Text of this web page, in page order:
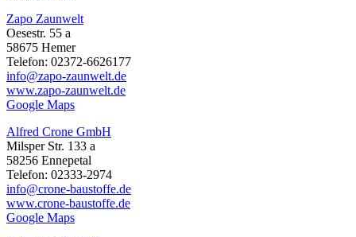
Zapo Zaunwelt
Oesestr. 55 a
58675 Hemer
Telefon: 02372-6626177
info@zapo-zaunwelt.de
www.zapo-zaunwelt.de
Google Maps
Alfred Crone GmbH
Milsper Str. 133 a
58256 Ennepetal
Telefon: 02333-2974
info@crone-baustoffe.de
www.crone-baustoffe.de
Google Maps